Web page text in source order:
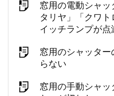
窓用の電動シャッ
タリヤ」「クワ
イッチランプが
窓用のシャッタ
らない
窓用の手動シャッ